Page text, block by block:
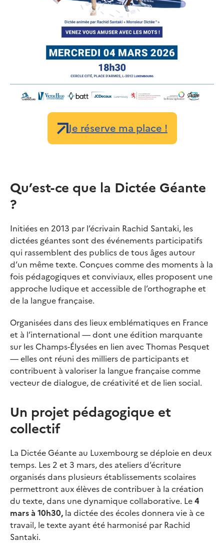
Je réserve ma place !
Qu’est-ce que la Dictée Géante
?
Initiées en 2013 par l’écrivain Rachid Santaki, les
dictées géantes sont des événements participatifs
qui rassemblent des publics de tous âges autour
d’un même texte. Conçues comme des moments à la
fois pédagogiques et conviviaux, elles proposent une
approche ludique et accessible de l’orthographe et
de la langue française.
Organisées dans des lieux emblématiques en France
et à l’international — dont une édition marquante
sur les Champs-Élysées en lien avec Thomas Pesquet
— elles ont réuni des milliers de participants et
contribuent à valoriser la langue française comme
vecteur de dialogue, de créativité et de lien social.
Un projet pédagogique et
collectif
La Dictée Géante au Luxembourg se déploie en deux
temps. Les 2 et 3 mars, des ateliers d’écriture
organisés dans plusieurs établissements scolaires
permettront aux élèves de contribuer à la création
du texte, dans une dynamique collaborative. Le4
mars à 10h30, la dictée des écoles donnera vie à ce
travail, le texte ayant été harmonisé par Rachid
Santaki.